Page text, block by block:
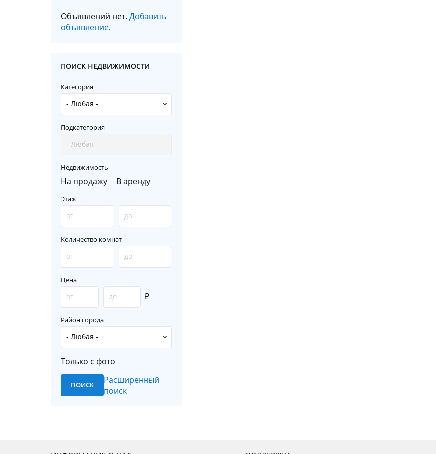
Объявлений нет. Добавить
объявление.
ПОИСК НЕДВИЖИМОСТИ
Категория
Подкатегория
Недвижимость
На продажу В аренду
Этаж
Количество комнат
Цена
₽
Район города
Только с фото
Расширенный
поиск